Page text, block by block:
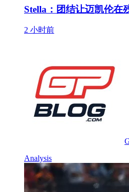
Stella：团结让迈凯伦在
2 小时前
Analysis